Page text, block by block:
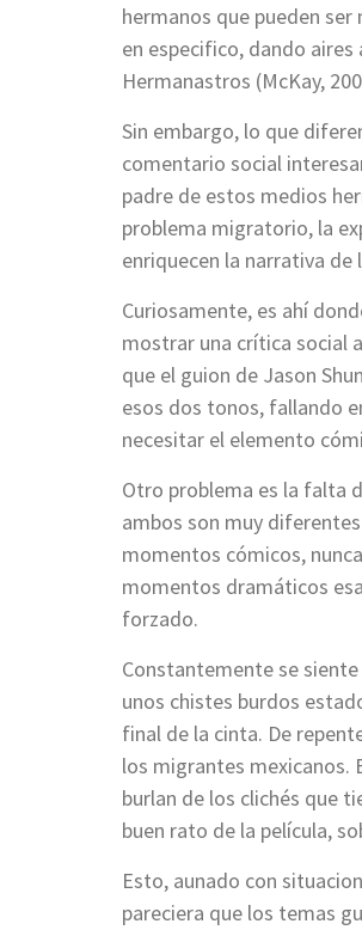
hermanos que pueden
en especifico, dando
Hermanastros (McKay,
Sin embargo, lo que
comentario social
padre de estos medios
problema migratorio, la
enriquecen la narrativa
Curiosamente, es ahí
mostrar una crítica social
que el guion de Jason
esos dos tonos, fallando
necesitar el elemento
Otro problema es la falta
ambos son muy
momentos cómicos,
momentos dramáticos
forzado.
Constantemente se
unos chistes burdos
final de la cinta. De
los migrantes mexicanos.
burlan de los clichés que
buen rato de la película,
Esto, aunado con
pareciera que los temas